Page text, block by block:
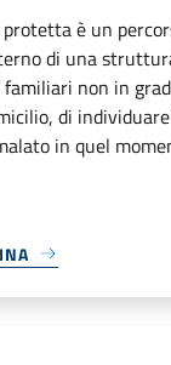
è un
di una
non in
di
in quel